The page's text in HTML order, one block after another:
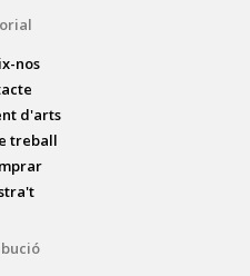
nos
d'arts
treball